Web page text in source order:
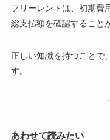
フリーレントは、初期費
総支払額を確認すること
正しい知識を持つことで
す。
あわせて読みたい